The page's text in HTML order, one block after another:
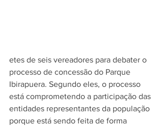
etes de seis vereadores para debater o
processo de concessão do Parque
Ibirapuera. Segundo eles, o processo
está comprometendo a participação das
entidades representantes da população
porque está sendo feita de forma